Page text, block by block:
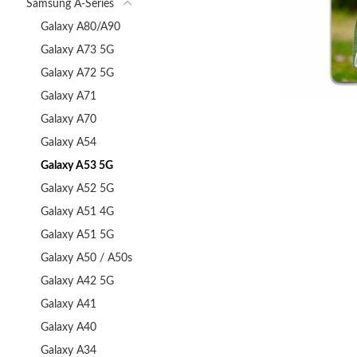
Samsung A-Series
Galaxy A80/A90
Galaxy A73 5G
Galaxy A72 5G
Galaxy A71
Galaxy A70
Galaxy A54
Galaxy A53 5G
Galaxy A52 5G
Galaxy A51 4G
Galaxy A51 5G
Galaxy A50 / A50s
Galaxy A42 5G
Galaxy A41
Galaxy A40
Galaxy A34